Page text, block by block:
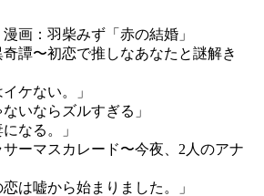
画：羽柴みず「赤の結婚」
譚〜初恋で推しなあなたと謎解き
イケない。」
ないならズルすぎる」
になる。」
ーマスカレード〜今夜、2人のアナ
恋は嘘から始まりました。」